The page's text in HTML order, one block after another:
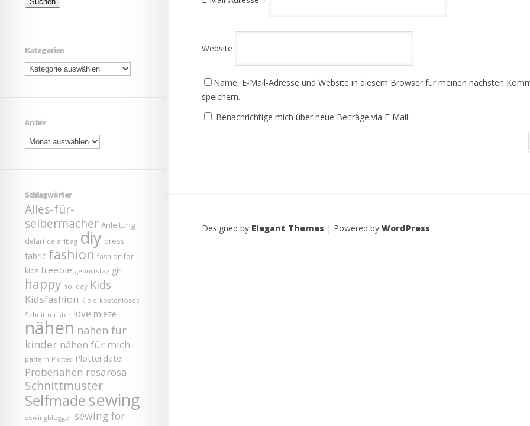
Kategorien
Kategorien
Archiv
Archiv
Schlagwörter
Alles-für-
selbermacher Anleitung
delari delaribag diy dress
fabric fashion fashion for
kids freebie geburtstag girl
happy holiday Kids
Kidsfashion Kleid kostenloses
Schnittmuster love mieze
nähen nähen für
kinder nähen für mich
pattern Plotter Plotterdatei
Probenähen rosarosa
Schnittmuster
Selfmadesewing
sewingblogger sewing for
Website
Name, E-Mail-Adresse und Website in diesem Browser für meinen nächsten
speichern.
Benachrichtige mich über neue Beiträge via E-Mail.
Designed by Elegant Themes | Powered by WordPress